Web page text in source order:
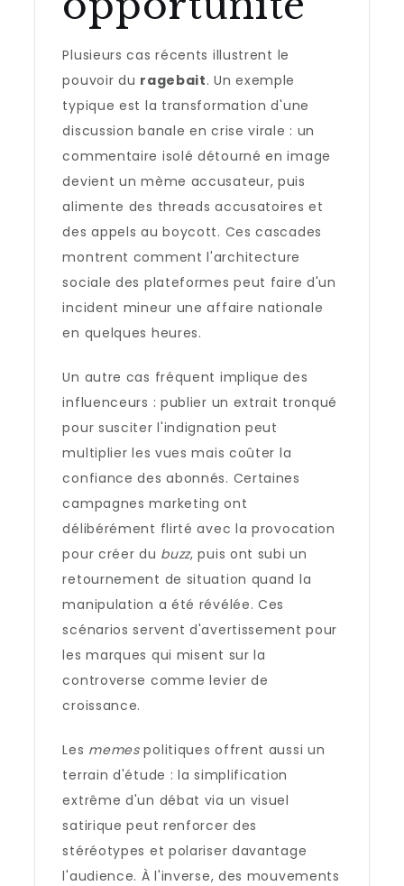
Plusieurs cas récents illustrent le
pouvoir du ragebait. Un exemple
typique est la transformation d'une
discussion banale en crise virale : un
commentaire isolé détourné en image
devient un mème accusateur, puis
alimente des threads accusatoires et
des appels au boycott. Ces cascades
montrent comment l'architecture
sociale des plateformes peut faire d'un
incident mineur une affaire nationale
en quelques heures.
Un autre cas fréquent implique des
influenceurs : publier un extrait tronqué
pour susciter l'indignation peut
multiplier les vues mais coûter la
confiance des abonnés. Certaines
campagnes marketing ont
délibérément flirté avec la provocation
pour créer du buzz, puis ont subi un
retournement de situation quand la
manipulation a été révélée. Ces
scénarios servent d'avertissement pour
les marques qui misent sur la
controverse comme levier de
croissance.
Les memespolitiques offrent aussi un
terrain d'étude : la simplification
extrême d'un débat via un visuel
satirique peut renforcer des
stéréotypes et polariser davantage
l'audience. À l'inverse, des mouvements